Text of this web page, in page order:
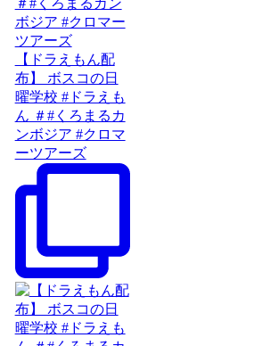
【ドラえもん配
布】 ボスコの日
曜学校 #ドラえも
ん ＃#くろまるカ
ンボジア #クロマ
ーツアーズ